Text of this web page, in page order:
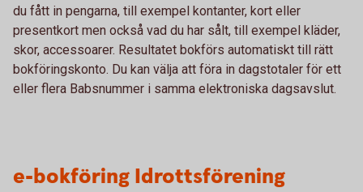
du fått in pengarna, till exempel kontanter, kort eller
presentkort men också vad du har sålt, till exempel kläder,
skor, accessoarer. Resultatet bokförs automatiskt till rätt
bokföringskonto. Du kan välja att föra in dagstotaler för ett
eller flera Babsnummer i samma elektroniska dagsavslut.
e-bokföring Idrottsförening